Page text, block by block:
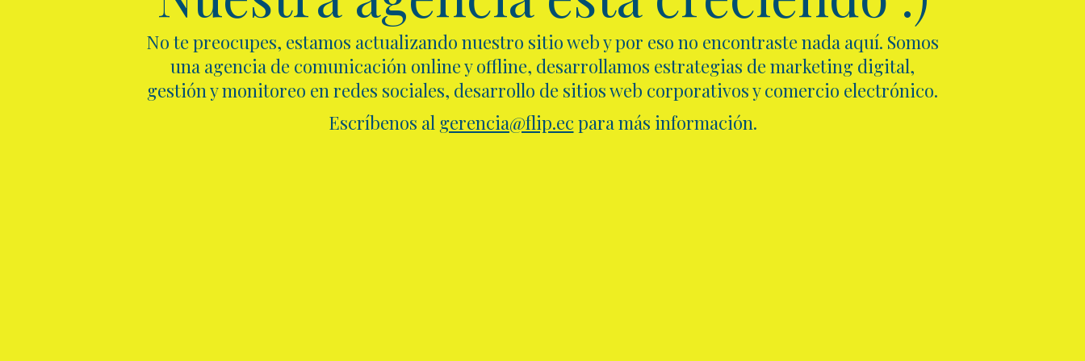
No te preocupes, estamos actualizando nuestro sitio web y por eso no encontraste nada aquí. Somos
una agencia de comunicación online y offline, desarrollamos estrategias de marketing digital,
gestión y monitoreo en redes sociales, desarrollo de sitios web corporativos y comercio electrónico.
Escríbenos al gerencia@flip.ec para más información.